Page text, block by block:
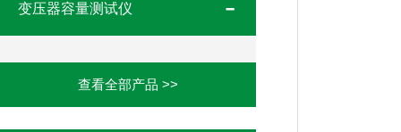
变压器容量测试仪
查看全部产品 >>